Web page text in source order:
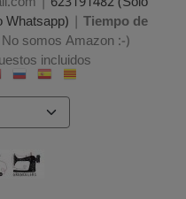
Whatsapp) | Tiempo de
somos Amazon :-)
incluidos